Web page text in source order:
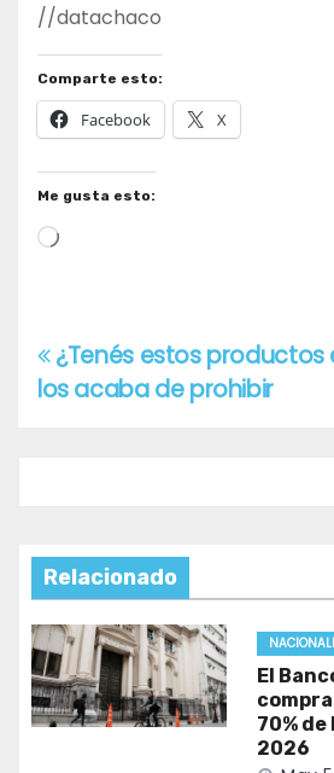
//datachaco
Comparte esto:
Facebook X
Me gusta esto:
Cargando...
Navegación
de
¿Tenés estos productos
los acaba de prohibir
Relacionado
El
70%
2026